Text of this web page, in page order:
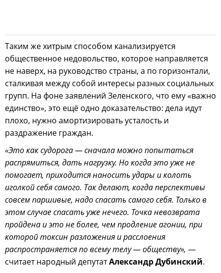
Таким же хитрым способом канализируется
общественное недовольство, которое направляется
не наверх, на руководство страны, а по горизонтали,
сталкивая между собой интересы разных социальных
групп. На фоне заявлений Зеленского, что ему «важно
единство», это ещё одно доказательство: дела идут
плохо, нужно амортизировать усталость и
раздражение граждан.
«Это как судорога — сначала можно попытаться
распрямиться, дать нагрузку. Но когда это уже не
помогает, приходится наносить удары и колоть
иголкой себя самого. Так делают, когда перспективы
совсем паршивые, надо спасать самого себя. Только в
этом случае спасать уже нечего. Точка невозврата
пройдена и это не более, чем продление агонии, при
которой токсин разложения и расслоения
распространяется по всему телу — обществу», —
считает народный депутатАлександр Дубинский.